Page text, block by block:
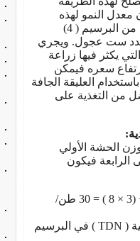
150كجم ) ويكون معدل النمو لهذه
العجول حوالي 0.6كجم/ اليوم. وحمولة الفدان من البرسيم ( 4)
ست عجول. ويجري
يكثر فيها زراعة
سعره فيمكن
باستخدام العليقة الجافة
من التغذية على
متوسط وزن الحشة الأولي
الرابعة فيكون
إجمالي كمية البرسيم الناتجة من الفدان =6 + (3 × 8 ) = 30 طن/
وحيث أن نسبة المواد الغذائية المهضومة الكلية ( TDN ) في البرسيم